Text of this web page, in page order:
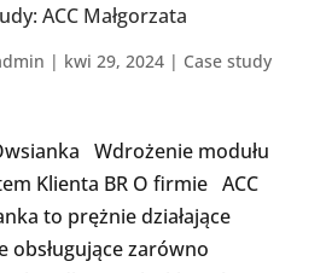
ACC Małgorzata
| kwi 29, 2024| Case study
Wdrożenie modułu
Klienta BR O firmie ACC
to prężnie działające
zarówno